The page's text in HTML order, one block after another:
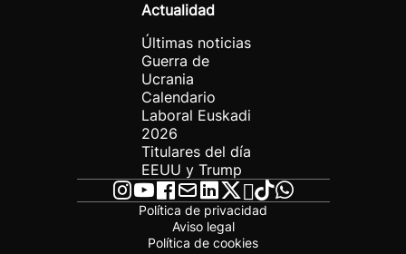
Actualidad
Últimas noticias
Guerra de
Ucrania
Calendario
Laboral Euskadi
2026
Titulares del día
EEUU y Trump
Política de privacidad
Aviso legal
Política de cookies